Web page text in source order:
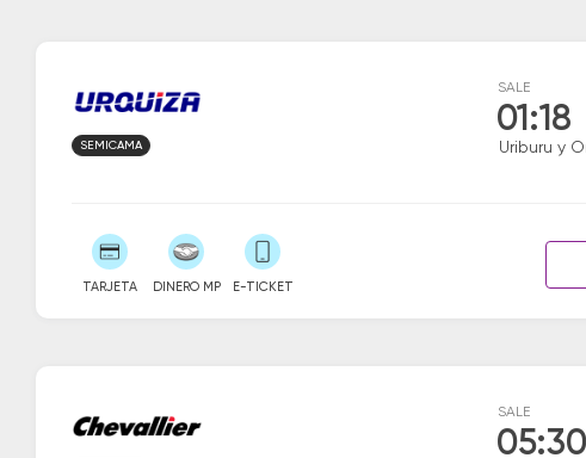
SALE
01:18
Uriburu y
SEMICAMA
TARJETA DINERO MP E-TICKET
SALE
05:30